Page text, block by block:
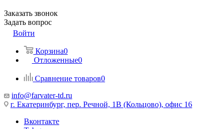
Заказать звонок
Задать вопрос
Войти
Корзина0
Отложенные0
Сравнение товаров0
info@farvater-td.ru
г. Екатеринбург, пер. Речной, 1В (Кольцово), офис 16
Вконтакте